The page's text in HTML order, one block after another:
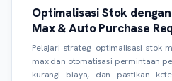
Optimalisasi Stok
Max & Auto Purchase
Pelajari strategi optimalisasi stok
max dan otomatisasi permintaan
kurangi biaya, dan pastikan